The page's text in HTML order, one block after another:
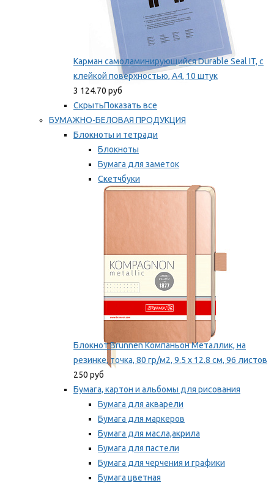
Карман самоламинирующийся Durable Seal IT, с
клейкой поверхностью, A4, 10 штук
3 124.70 руб
СкрытьПоказать все
БУМАЖНО-БЕЛОВАЯ ПРОДУКЦИЯ
Блокноты и тетради
Блокноты
Бумага для заметок
Скетчбуки
Тетради
Блокнот Brunnen Компаньон Металлик, на
резинке, точка, 80 гр/м2, 9.5 х 12.8 см, 96 листов
250 руб
Бумага, картон и альбомы для рисования
Бумага для акварели
Бумага для маркеров
Бумага для масла,акрила
Бумага для пастели
Бумага для черчения и графики
Бумага цветная